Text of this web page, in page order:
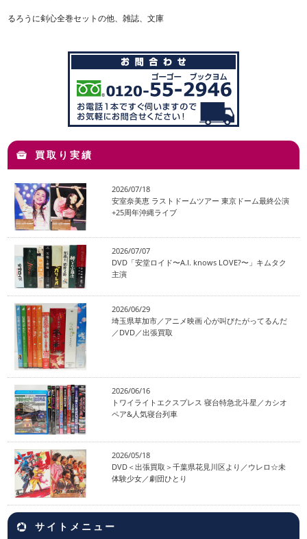
るろうに剣心全巻セットの他、雑誌、文庫
買取り実績
2026/07/18
安室奈美恵 ラストドームツアー 東京ドーム最終公演
+25周年沖縄ライブ
2026/07/07
DVD「安堂ロイド〜A.I. knows LOVE?〜」キムタク
主演
2026/06/29
埼玉県草加市／アニメ映画 心が叫びたがってるんだ
／DVD／出張買取
2026/06/16
トワイライトエクスプレス 寝台特急北斗星／カシオ
ペア&人気寝台列車
2026/05/18
DVD＜出張買取＞千葉県花見川区より／ウレロ☆未
体験少女／劇団ひとり
サイトメニュー